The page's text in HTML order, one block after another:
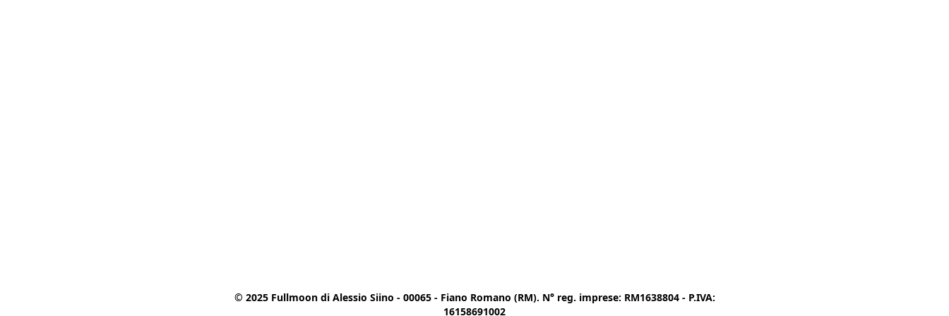
© 2025 Fullmoon di Alessio Siino - 00065 - Fiano Romano (RM). N° reg. imprese: RM1638804 - P.IVA:
16158691002